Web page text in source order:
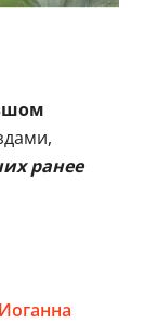
ранее